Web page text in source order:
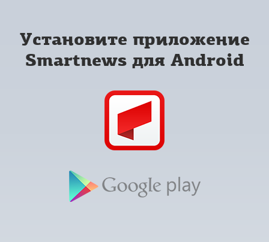
Установите приложение
Smartnews для Android